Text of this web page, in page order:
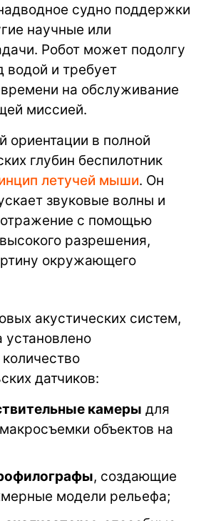
судно поддержки
научные или
Робот может подолгу
водой и требует
на обслуживание
миссией.
ориентации в полной
глубин беспилотник
летучей мыши. Он
звуковые волны и
отражение с помощью
разрешения,
окружающего
акустических систем,
установлено
датчиков:
камеры для
объектов на
, создающие
модели рельефа;